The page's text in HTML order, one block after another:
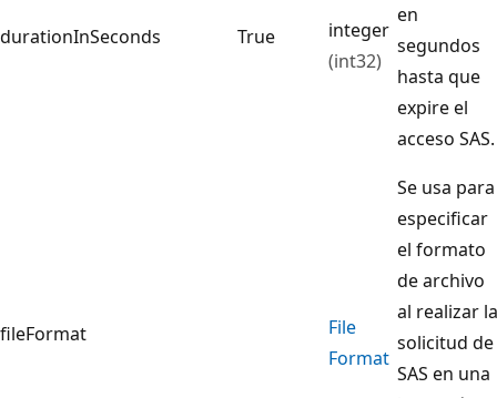
durationInSeconds True
integer
(int32)
en
segundos
hasta que
expire el
acceso SAS.
fileFormat
File
Format
Se usa para
especificar
el formato
de archivo
al realizar la
solicitud de
SAS en una